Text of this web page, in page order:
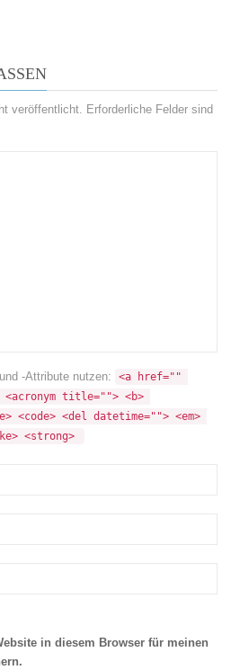
veröffentlicht. Erforderliche Felder sind
-Attribute nutzen:
<a href=""
title=""> <b>
<code> <del datetime=""> <em>
<strong>
in diesem Browser für meinen